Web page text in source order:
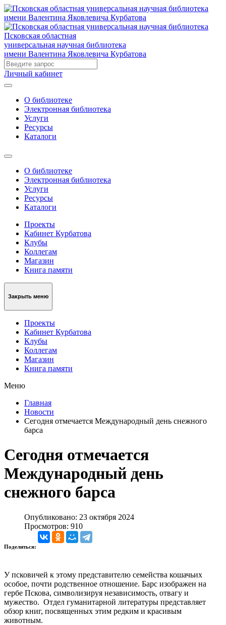
Псковская областная
универсальная научная библиотека
имени Валентина Яковлевича Курбатова
Личный кабинет
О библиотеке
Электронная библиотека
Услуги
Ресурсы
Каталоги
О библиотеке
Электронная библиотека
Услуги
Ресурсы
Каталоги
Проекты
Кабинет Курбатова
Клубы
Коллегам
Магазин
Книга памяти
Закрыть меню
Проекты
Кабинет Курбатова
Клубы
Коллегам
Магазин
Книга памяти
Меню
Главная
Новости
Сегодня отмечается Международный день снежного
барса
Сегодня отмечается
Международный день
снежного барса
Опубликовано: 23 октября 2024
Просмотров: 910
Поделиться:
У псковичей к этому представителю семейства кошачьих
особое, почти родственное отношение. Барс изображен на
гербе Пскова, символизируя независимость, отвагу и
мужество. Отдел гуманитарной литературы представляет
обзор книг, посвященных этим редким и красивым
животным.